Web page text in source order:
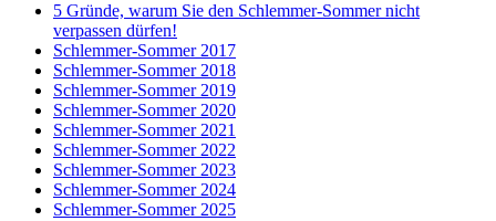
5 Gründe, warum Sie den Schlemmer-Sommer nicht
verpassen dürfen!
Schlemmer-Sommer 2017
Schlemmer-Sommer 2018
Schlemmer-Sommer 2019
Schlemmer-Sommer 2020
Schlemmer-Sommer 2021
Schlemmer-Sommer 2022
Schlemmer-Sommer 2023
Schlemmer-Sommer 2024
Schlemmer-Sommer 2025